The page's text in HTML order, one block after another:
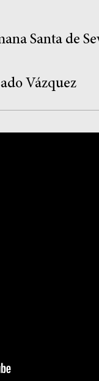
Santa de
Vázquez